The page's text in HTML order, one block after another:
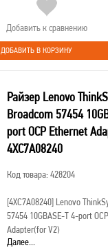
Добавить к сравнению
ДОБАВИТЬ В КОРЗИНУ
Райзер Lenovo
Broadcom 57454
port OCP Ethernet
4XC7A08240
Код товара: 428204
[4XC7A08240]Lenovo
57454 10GBASE-T 4-port
Adapter(for V2)
Далее...